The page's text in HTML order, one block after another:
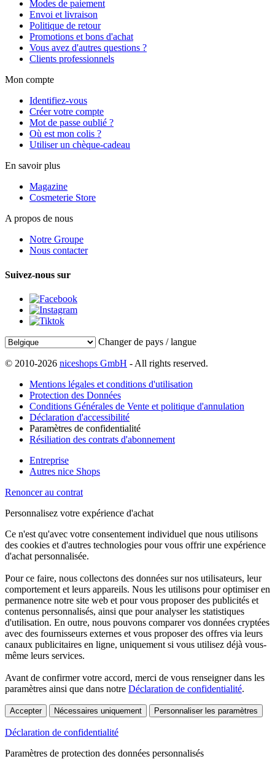
Modes de paiement
Envoi et livraison
Politique de retour
Promotions et bons d'achat
Vous avez d'autres questions ?
Clients professionnels
Mon compte
Identifiez-vous
Créer votre compte
Mot de passe oublié ?
Où est mon colis ?
Utiliser un chèque-cadeau
En savoir plus
Magazine
Cosmeterie Store
A propos de nous
Notre Groupe
Nous contacter
Suivez-nous sur
Changer de pays / langue
© 2010-2026 niceshops GmbH - All rights reserved.
Mentions légales et conditions d'utilisation
Protection des Données
Conditions Générales de Vente et politique d'annulation
Déclaration d'accessibilité
Paramètres de confidentialité
Résiliation des contrats d'abonnement
Entreprise
Autres nice Shops
Renoncer au contrat
Personnalisez votre expérience d'achat
Ce n'est qu'avec votre consentement individuel que nous utilisons
des cookies et d'autres technologies pour vous offrir une expérience
d'achat personnalisée.
Pour ce faire, nous collectons des données sur nos utilisateurs, leur
comportement et leurs appareils. Nous les utilisons pour optimiser en
permanence notre site web et pour vous proposer des publicités et
contenus personnalisés, ainsi que pour analyser les statistiques
d'utilisation. En outre, nous pouvons comparer vos données cryptées
avec des fournisseurs externes et vous proposer des offres via leurs
canaux publicitaires en ligne, uniquement si vous utilisez déjà vous-
même leurs services.
Avant de confirmer votre accord, merci de vous renseigner dans les
paramètres ainsi que dans notre Déclaration de confidentialité.
Accepter Nécessaires uniquement Personnaliser les paramètres
Déclaration de confidentialité
Paramètres de protection des données personnalisés